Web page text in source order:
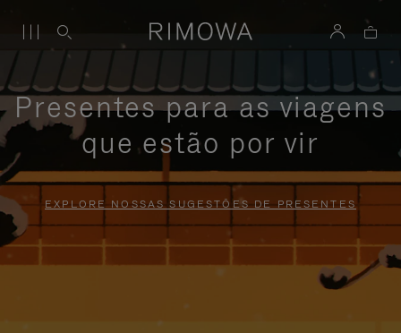
Presentes para as viagens
que estão por vir
EXPLORE NOSSAS SUGESTÕES DE PRESENTES